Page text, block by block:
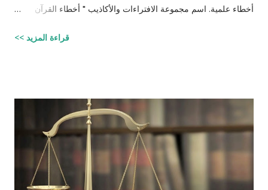
أخطاء علمية. اسم مجموعة الافتراءات والأكاذيب " أخطاء القرآن
واتبعته بردٍ يليه . راجيًا أن يكون ذلك في ميزان حسناتي ، ولا تنسوني
قراءة المزيد >>